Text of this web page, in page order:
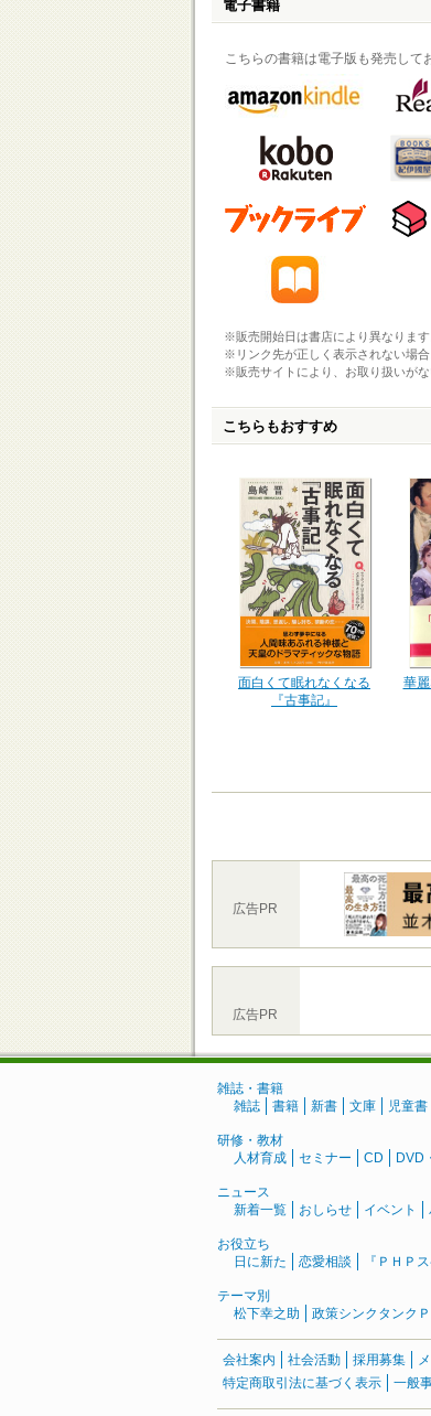
電子書籍
こちらの書籍は電子版も発売して
※販売開始日は書店により異なります
※リンク先が正しく表示されない場
※販売サイトにより、お取り扱いが
こちらもおすすめ
面白くて眠れなくなる
『古事記』
華
広告PR
広告PR
雑誌・書籍
雑誌
書籍 新書 文庫 児童書
研修・教材
人材育成
セミナー CD DVD
ニュース
新着一覧
おしらせ イベント
お役立ち
日に新た
恋愛相談 『ＰＨＰ
テーマ別
松下幸之助
政策シンクタンク
会社案内 社会活動 採用募集
特定商取引法に基づく表示
一般